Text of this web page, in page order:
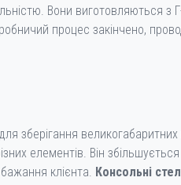
Вони виготовляються з
процес закінчено,
зберігання
елементів. Він
клієнта. Консольні